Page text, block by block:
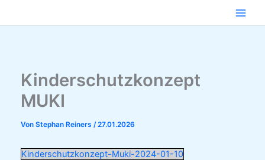
Kinderschutzkonzept
MUKI
Von Stephan Reiners /27.01.2026
Kinderschutzkonzept-Muki-2024-01-10